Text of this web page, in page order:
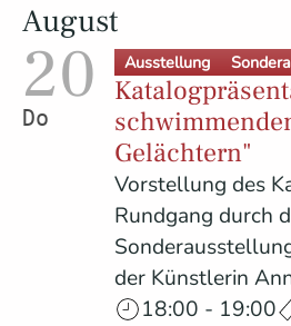
August
20
Donnerstag
Ausstellung
Gelächtern"
Vorstellung des
Rundgang durch
der Künstlerin
18:00 - 19:00